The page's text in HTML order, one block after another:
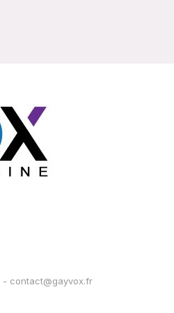
- contact@gayvox.fr